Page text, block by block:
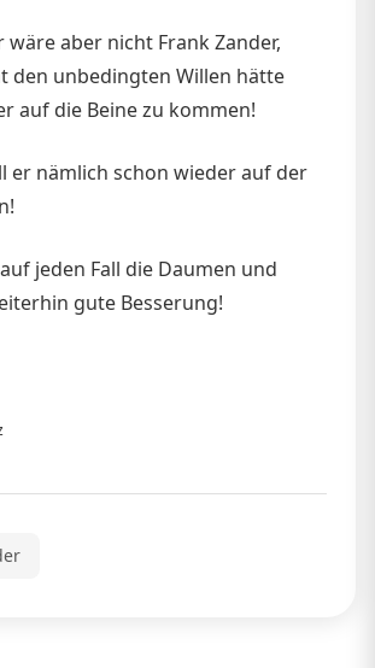
wäre aber nicht Frank Zander,
den unbedingten Willen hätte
auf die Beine zu kommen!
er nämlich schon wieder auf der
jeden Fall die Daumen und
gute Besserung!